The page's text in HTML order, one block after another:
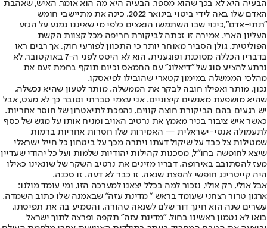
הבעיה היא לא בכך שהוא מספר. הבעיה היא מה הוא אומר. האיש, שאהבת
האדם שלו באה לידי ביטוי בינואר 2022, כינה את מתיישבי חומש
"תתי-אדם",כינוי שבו השתמשו הנאצים כלפי מי שאיננו נמנע על הגזע
העליון הארי. אמירה זו זכתה לביקורת חריפה מכל קצוות הקשת
הפוליטית. גולן הסביר מאוחר יותר כי התכוון לפורעי חוק, אך רבים ראו
בדבריו הכללה מסוכנת ופוגענית. הוא לא היסס לפני ה-7 באוקטובר, לא
נרתע להציע סוג של "דיאלוג" עם החמאס וכיום תוקף בחמת זעם את
מהלכי הממשלה במימון קטארי שהובילו לפיאסקו.
נכון, מותר ואפילו חובה לבקר את הממשלה. מותר לטעון שהיא נכשלה,
שהיא מושפעת מאנשים קיצוניים. אני עצמי סברתי וסובר כך לא מעט, אבל
יש רגעים בהם הביקורת חוצה קווים, נהפכת לתיאטרון של חוסר אחריות.
כאשר איש ציבור בכיר מאמץ את נרטיב האויב ומניח אותו על מגש של כסף
לתעמולה אנטי-ישראלית — האמירות שלו חסרות אחריות ברמות
שמטילות צל כבד על שיקול דעתו ויתרה מכך על ביטחון כל חייל ישראלי
שיצא לחופשה בחו"ל, מסכנות קהילות יהודיות שלמות ועל כל יהודי שעדיין
מעז להסתובב באירופה. דבריו מזינים את נרטיב השקר של שונאינו כאילו
היה קייטרינג חופשי להפצת שנאה. זו כבר לא דעה. זו סכנה.
אבל אולי, רק אולי, נזכור למה בכלל יצאנו למערכה הזו, ומי עומד מולנו:
ארגון טרור רצחני שעומד בראש " מדינת עזה" שבאמנה שלו כתוב השמדה.
עשרים שנה הוא חינך דור שלם לשנאה טהורה. והטמיע בה את תפיסתו.
בואו לא נטמון ראשינו בחול. "מדינת עזה" תקפה ופרצה לתוך ישראל